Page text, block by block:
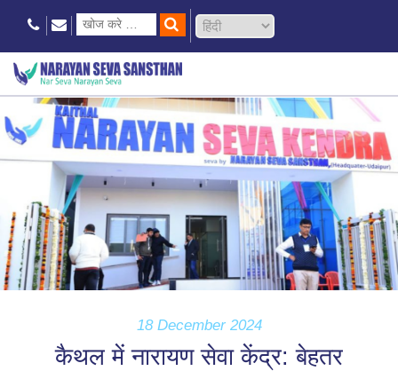
18 December 2024
कैथल में नारायण सेवा केंद्र: बेहतर